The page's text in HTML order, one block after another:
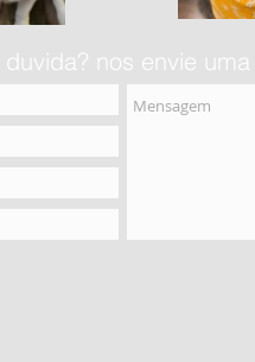
duvida? nos envie